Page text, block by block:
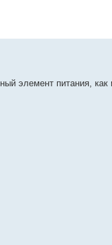
элемент питания,